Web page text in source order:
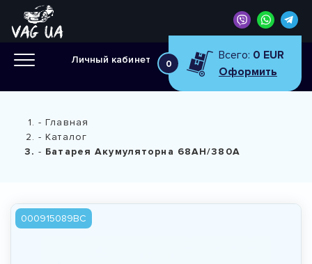
Личный кабинет 0
Всего: 0 EUR
Оформить
Главная
Каталог
Батарея Акумуляторна 68АН/380А
000915089BC